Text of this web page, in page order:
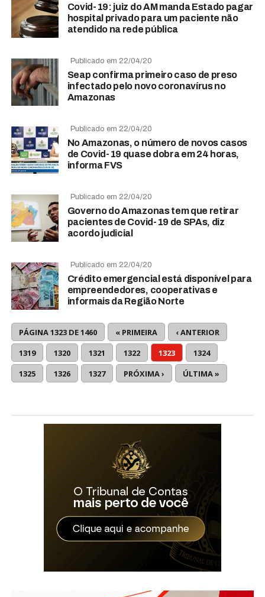
Covid-19: juiz do AM manda Estado pagar
hospital privado para um paciente não
atendido na rede pública
Publicado em 22/04/20
Seap confirma primeiro caso de preso
infectado pelo novo coronavírus no
Amazonas
Publicado em 22/04/20
No Amazonas, o número de novos casos
de Covid-19 quase dobra em 24 horas,
informa FVS
Publicado em 22/04/20
Governo do Amazonas tem que retirar
pacientes de Covid-19 de SPAs, diz
acordo judicial
Publicado em 22/04/20
Crédito emergencial está disponível para
empreendedores, cooperativas e
informais da Região Norte
PÁGINA 1323 DE 1460 « PRIMEIRA
‹ ANTERIOR
1319
1320 1321 1322 1323
1324
1325
1326 1327 PRÓXIMA › ÚLTIMA »